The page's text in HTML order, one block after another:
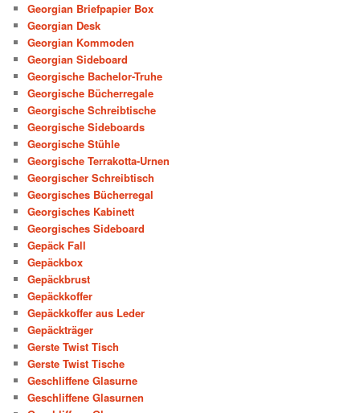
Georgian Briefpapier Box
Georgian Desk
Georgian Kommoden
Georgian Sideboard
Georgische Bachelor-Truhe
Georgische Bücherregale
Georgische Schreibtische
Georgische Sideboards
Georgische Stühle
Georgische Terrakotta-Urnen
Georgischer Schreibtisch
Georgisches Bücherregal
Georgisches Kabinett
Georgisches Sideboard
Gepäck Fall
Gepäckbox
Gepäckbrust
Gepäckkoffer
Gepäckkoffer aus Leder
Gepäckträger
Gerste Twist Tisch
Gerste Twist Tische
Geschliffene Glasurne
Geschliffene Glasurnen